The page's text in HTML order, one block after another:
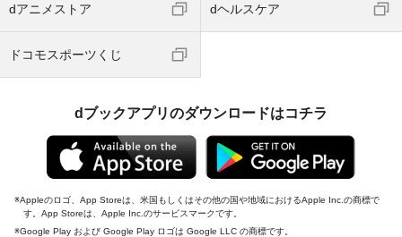
dアニメストア dヘルスケア
ドコモスポーツくじ
dブックアプリのダウンロードはコチラ
Appleのロゴ、App Storeは、米国もしくはその他の国や地域におけるApple Inc.の商標で
す。App Storeは、Apple Inc.のサービスマークです。
Google Play および Google Play ロゴは Google LLC の商標です。